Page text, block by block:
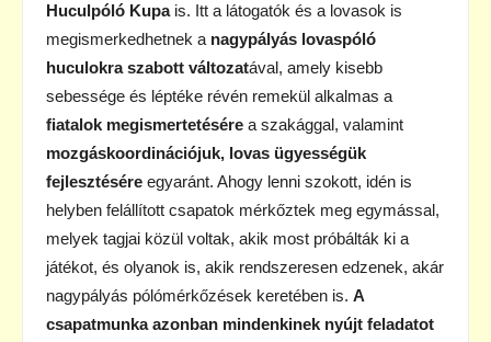
Huculpóló Kupais. Itt a látogatók és a lovasok is
megismerkedhetnek a nagypályás lovaspóló
huculokra szabott változatával, amely kisebb
sebessége és léptéke révén remekül alkalmas a
fiatalok megismertetésére a szakággal, valamint
mozgáskoordinációjuk, lovas ügyességük
fejlesztésére egyaránt. Ahogy lenni szokott, idén is
helyben felállított csapatok mérkőztek meg egymással,
melyek tagjai közül voltak, akik most próbálták ki a
játékot, és olyanok is, akik rendszeresen edzenek, akár
nagypályás pólómérkőzések keretében is. A
csapatmunka azonban mindenkinek nyújt feladatot